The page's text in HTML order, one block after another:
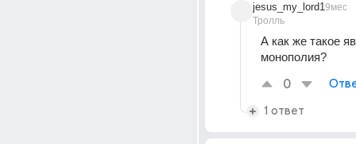
jesus_my_lord1
Тролль
9мес
А как же такое
монополия?
0
1 ответ